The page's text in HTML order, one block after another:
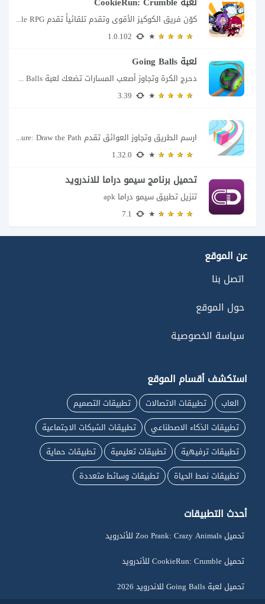
كوّن فريق الكوكيز الأقوى وتقدم تلقائياً تقدم CookieRun: Crumble – Idle RPG تجربة مختلفة...
لعبة Going Balls
دحرج الكرة وتجاوز أصعب المسارات تضعك لعبة Going Balls للأندرويد أمام تحدٍ يبدو بسيطًا...
ارسم الطريق وتجاوز العوائق تقدم Color Adventure: Draw the Path فكرة بسيطة تتحول سريعًا...
تحميل برنامج سيمو دراما للاندرويد
تنزيل تطبيق سيمو دراما apk
عن الموقع
اتصل بنا
حول الموقع
سياسة الخصوصية
استكشف أقسام الموقع
العاب تطبيقات الاتصالات
تطبيقات التصميم
تطبيقات الذكاء الاصطناعي
تطبيقات الشبكات الاجتماعية
تطبيقات ترفيهية
تطبيقات تعليمية
تطبيقات حماية
تطبيقات نمط الحياة
تطبيقات وسائط متعددة
أحدث التطبيقات
تحميل Zoo Prank: Crazy Animals للأندرويد
تحميل CookieRun: Crumble للأندرويد
تحميل لعبة Going Balls للاندرويد 2026